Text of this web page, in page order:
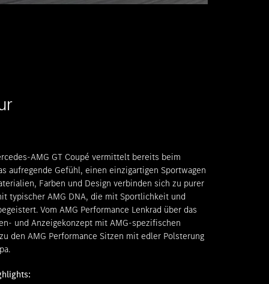
AMG GT Coupé vermittelt bereits beim
aufregende Gefühl, einen einzigartigen Sportwagen
Farben und Design verbinden sich zu purer
typischer AMG DNA, die mit Sportlichkeit und
Vom AMG Performance Lenkrad über das
und Anzeigekonzept mit AMG-spezifischen
den AMG Performance Sitzen mit edler Polsterung